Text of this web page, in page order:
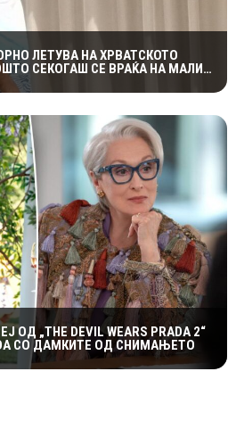
ЛЕТУВА НА ХРВАТСКОТО
СЕКОГАШ СЕ ВРАЌА НА МАЛИ
„THE DEVIL WEARS PRADA 2“
СО ДАМКИТЕ ОД СНИМАЊЕТО